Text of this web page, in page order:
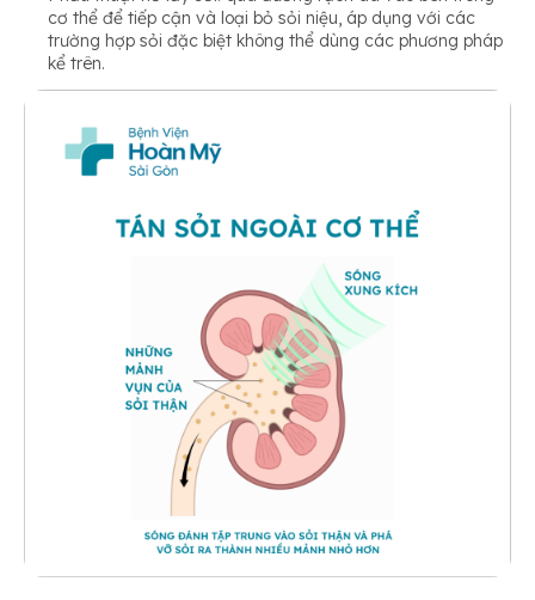
cơ thể để tiếp cận và loại bỏ sỏi niệu, áp dụng với các
trường hợp sỏi đặc biệt không thể dùng các phương pháp
kể trên.